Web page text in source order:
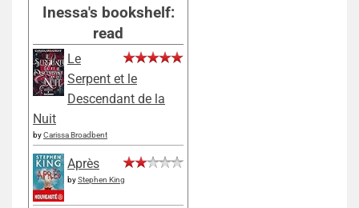
Inessa's bookshelf:
read
Le
Serpent et le
Descendant de la
Nuit
byCarissa Broadbent
Après
byStephen King